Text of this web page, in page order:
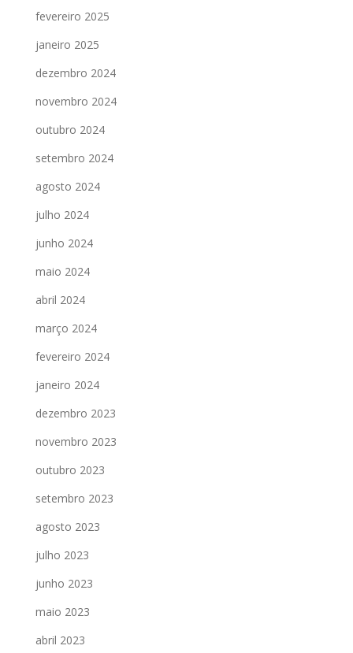
fevereiro 2025
janeiro 2025
dezembro 2024
novembro 2024
outubro 2024
setembro 2024
agosto 2024
julho 2024
junho 2024
maio 2024
abril 2024
março 2024
fevereiro 2024
janeiro 2024
dezembro 2023
novembro 2023
outubro 2023
setembro 2023
agosto 2023
julho 2023
junho 2023
maio 2023
abril 2023